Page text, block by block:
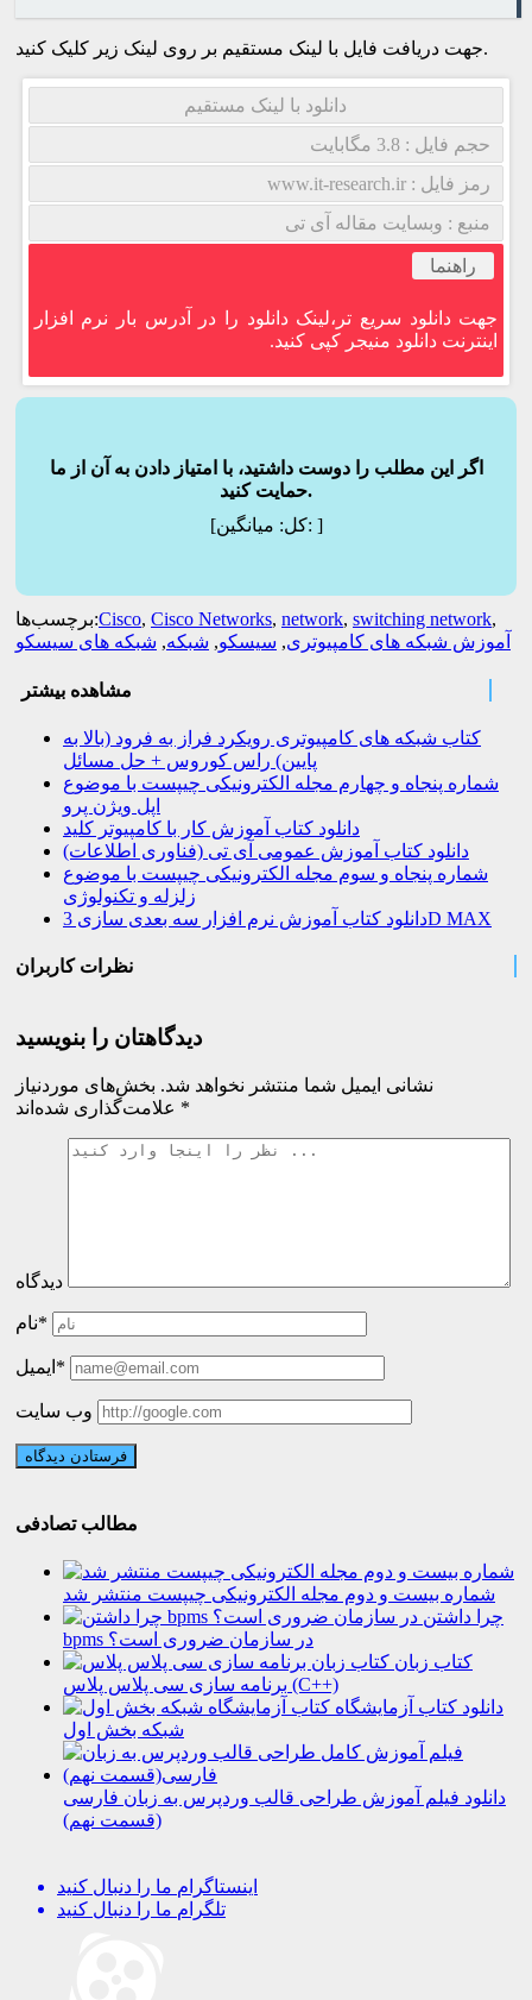
جهت دریافت فایل با لینک مستقیم بر روی لینک زیر کلیک کنید.
دانلود با لینک مستقیم
حجم فایل : 3.8 مگابایت
رمز فایل : www.it-research.ir
منبع : وبسایت مقاله آی تی
راهنما
جهت دانلود سریع تر،لینک دانلود را در آدرس بار نرم افزار
اینترنت دانلود منیجر کپی کنید.
اگر این مطلب را دوست داشتید، با امتیاز دادن به آن از ما
حمایت کنید.
[کل:میانگین: ]
برچسب‌ها:Cisco, Cisco Networks, network, switching network,
آموزش شبکه های کامپیوتری, سیسکو, شبکه, شبکه های سیسکو
مشاهده بیشتر
کتاب شبکه های کامپیوتری رویکرد فراز به فرود (بالا به
پایین) راس کوروس + حل مسائل
شماره پنجاه و چهارم مجله الکترونیکی چیپست با موضوع
اپل ویژن پرو
دانلود کتاب آموزش کار با کامپیوتر کلید
دانلود کتاب آموزش عمومی آی تی (فناوری اطلاعات)
شماره پنجاه و سوم مجله الکترونیکی چیپست با موضوع
زلزله و تکنولوژی
دانلود کتاب آموزش نرم افزار سه بعدی سازی 3D MAX
نظرات کاربران
دیدگاهتان را بنویسید
نشانی ایمیل شما منتشر نخواهد شد. بخش‌های موردنیاز
*
دیدگاه
نام*
ایمیل*
وب سایت
مطالب تصادفی
شماره بیست و دوم مجله الکترونیکی چیپست منتشر شد
چرا داشتن
bpms در سازمان ضروری است؟
کتاب زبان
برنامه سازی سی پلاس پلاس (C++)
دانلود کتاب آزمایشگاه
شبکه بخش اول
دانلود فیلم آموزش طراحی قالب وردپرس به زبان فارسی
(قسمت نهم)
اینستاگرام ما را دنبال کنید
تلگرام ما را دنبال کنید